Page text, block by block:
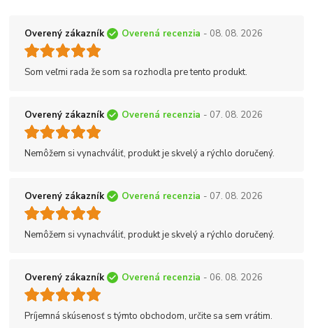
Overený zákazník Overená recenzia - 08. 08. 2026
Som veľmi rada že som sa rozhodla pre tento produkt.
Overený zákazník Overená recenzia - 07. 08. 2026
Nemôžem si vynachváliť, produkt je skvelý a rýchlo doručený.
Overený zákazník Overená recenzia - 07. 08. 2026
Nemôžem si vynachváliť, produkt je skvelý a rýchlo doručený.
Overený zákazník Overená recenzia - 06. 08. 2026
Príjemná skúsenosť s týmto obchodom, určite sa sem vrátim.